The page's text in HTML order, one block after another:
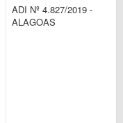
ADI Nº 4.827/2019 -
ALAGOAS